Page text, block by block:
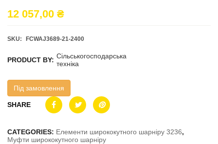
12 057,00 ₴
SKU: FCWAJ3689-21-2400
PRODUCT BY: Сільськогосподарська
техніка
Під замовлення
SHARE
CATEGORIES: Елементи ширококутного шарніру 3236,
Муфти ширококутного шарніру